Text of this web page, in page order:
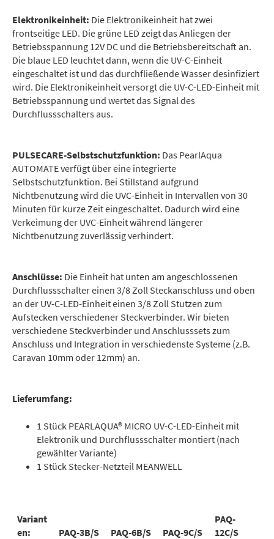
Elektronikeinheit: Die Elektronikeinheit hat zwei
frontseitige LED. Die grüne LED zeigt das Anliegen der
Betriebsspannung 12V DC und die Betriebsbereitschaft an.
Die blaue LED leuchtet dann, wenn die UV-C-Einheit
eingeschaltet ist und das durchfließende Wasser desinfiziert
wird. Die Elektronikeinheit versorgt die UV-C-LED-Einheit mit
Betriebsspannung und wertet das Signal des
Durchflussschalters aus.
PULSECARE-Selbstschutzfunktion: Das PearlAqua
AUTOMATE verfügt über eine integrierte
Selbstschutzfunktion. Bei Stillstand aufgrund
Nichtbenutzung wird die UVC-Einheit in Intervallen von 30
Minuten für kurze Zeit eingeschaltet. Dadurch wird eine
Verkeimung der UVC-Einheit während längerer
Nichtbenutzung zuverlässig verhindert.
Anschlüsse: Die Einheit hat unten am angeschlossenen
Durchflussschalter einen 3/8 Zoll Steckanschluss und oben
an der UV-C-LED-Einheit einen 3/8 Zoll Stutzen zum
Aufstecken verschiedener Steckverbinder. Wir bieten
verschiedene Steckverbinder und Anschlusssets zum
Anschluss und Integration in verschiedenste Systeme (z.B.
Caravan 10mm oder 12mm) an.
Lieferumfang:
1 Stück PEARLAQUA® MICRO UV-C-LED-Einheit mit
Elektronik und Durchflussschalter montiert (nach
gewählter Variante)
1 Stück Stecker-Netzteil MEANWELL
Variant
en:
PAQ-3B/S PAQ-6B/S PAQ-9C/S
PAQ-
12C/S